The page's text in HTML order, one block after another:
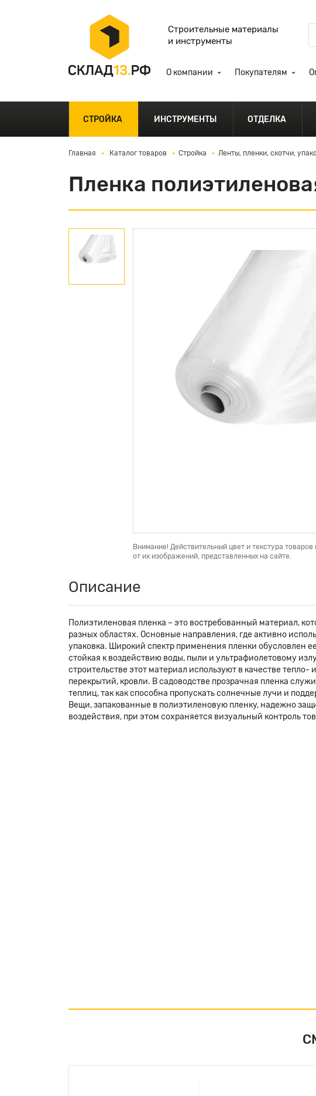
Строительные материалы
и инструменты
О компании Покупателям
СТРОЙКА ИНСТРУМЕНТЫ ОТДЕЛКА
Главная Каталог товаров Стройка Ленты, пленки, скотчи,
Пленка
Внимание! Действительный цвет и текстура товаров
от их изображений, представленных на сайте.
Описание
Полиэтиленовая пленка – это востребованный материал,
разных областях. Основные направления, где активно
упаковка. Широкий спектр применения пленки обусловлен
стойкая к воздействию воды, пыли и ультрафиолетовому
строительстве этот материал используют в качестве
перекрытий, кровли. В садоводстве прозрачная пленка
теплиц, так как способна пропускать солнечные лучи и
Вещи, запакованные в полиэтиленовую пленку, надежно
воздействия, при этом сохраняется визуальный контроль